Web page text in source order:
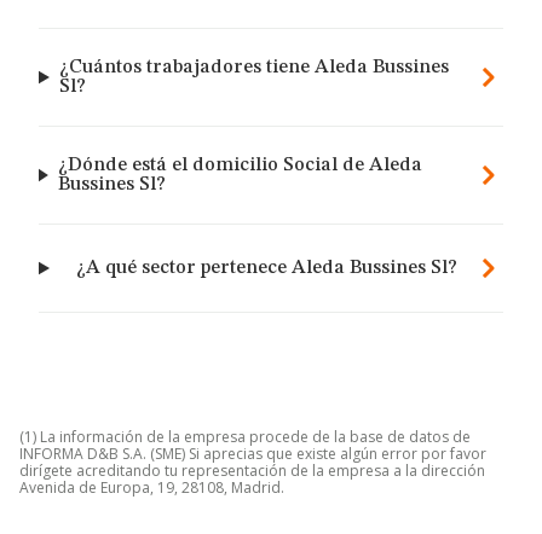
¿Cuántos trabajadores tiene Aleda Bussines
Sl?
¿Dónde está el domicilio Social de Aleda
Bussines Sl?
¿A qué sector pertenece Aleda Bussines Sl?
(1) La información de la empresa procede de la base de datos de
INFORMA D&B S.A. (SME) Si aprecias que existe algún error por favor
dirígete acreditando tu representación de la empresa a la dirección
Avenida de Europa, 19, 28108, Madrid.